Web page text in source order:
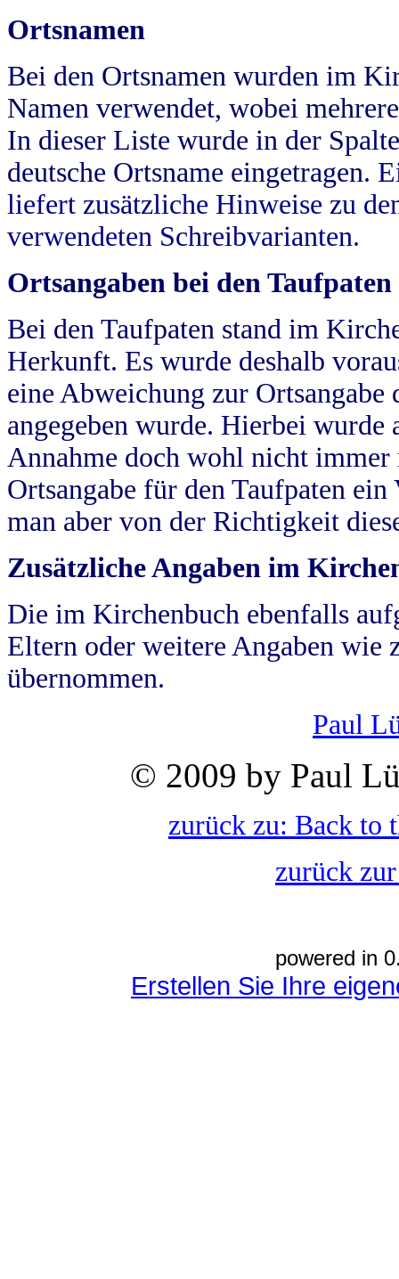
Ortsnamen
Bei den Ortsnamen wurden im
Namen verwendet, wobei
In dieser Liste wurde in der
deutsche Ortsname eingetragen.
liefert zusätzliche Hinweise zu
verwendeten Schreibvarianten.
Ortsangaben bei den Taufpaten
Bei den Taufpaten stand im
Herkunft. Es wurde deshalb
eine Abweichung zur
angegeben wurde. Hierbei wurde
Annahme doch wohl nicht
Ortsangabe für den Taufpaten
man aber von der Richtigkeit
Zusätzliche Angaben im
Die im Kirchenbuch ebenfalls
Eltern oder weitere Angaben wie
übernommen.
Paul
© 2009 by Paul
zurück zu: Back to
zurück
powered in
Erstellen Sie Ihre